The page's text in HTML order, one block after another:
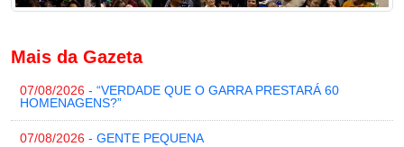
Mais da Gazeta
07/08/2026 - “VERDADE QUE O GARRA PRESTARÁ 60
HOMENAGENS?”
07/08/2026 - GENTE PEQUENA